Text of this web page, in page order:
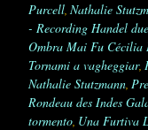
Purcell Nathalie
- Recording Handel
Ombra Mai Fu Cécilia
Tornami a vagheggiar,
Nathalie Stutzmann
Rondeau des Indes
tormento Una Furtiva